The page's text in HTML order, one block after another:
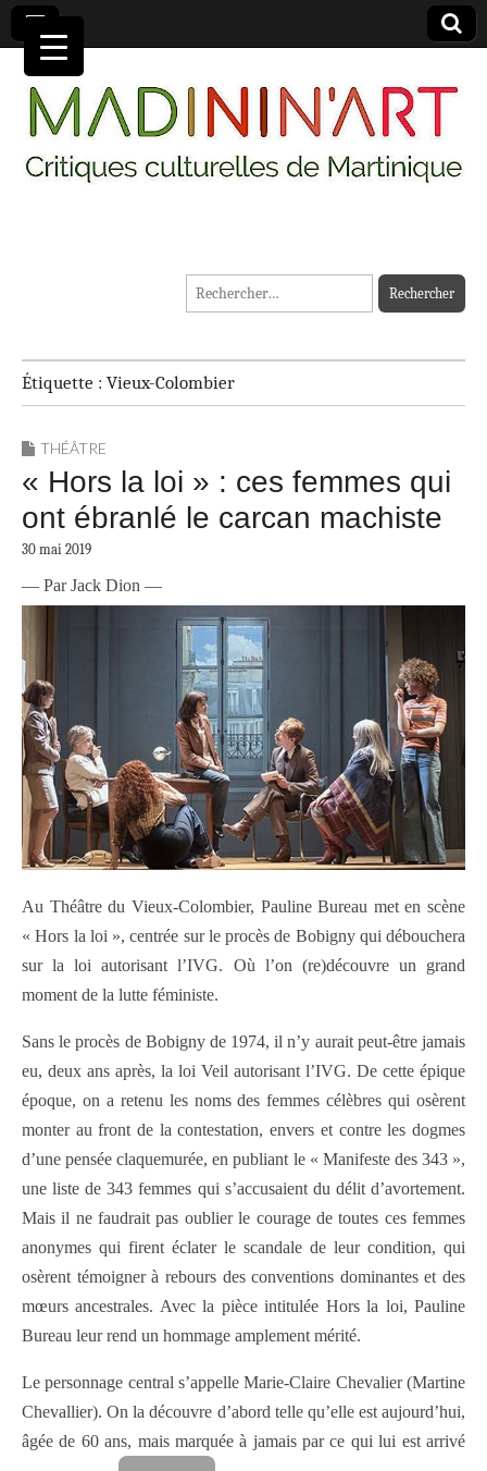
MADININ'ART
Rechercher :
Étiquette : Vieux-Colombier
THÉÂTRE
« Hors la loi » : ces femmes qui
ont ébranlé le carcan machiste
30 mai 2019
— Par Jack Dion —
Au Théâtre du Vieux-Colombier, Pauline Bureau met en scène
« Hors la loi », centrée sur le procès de Bobigny qui débouchera
sur la loi autorisant l’IVG. Où l’on (re)découvre un grand
moment de la lutte féministe.
Sans le procès de Bobigny de 1974, il n’y aurait peut-être jamais
eu, deux ans après, la loi Veil autorisant l’IVG. De cette épique
époque, on a retenu les noms des femmes célèbres qui osèrent
monter au front de la contestation, envers et contre les dogmes
d’une pensée claquemurée, en publiant le « Manifeste des 343 »,
une liste de 343 femmes qui s’accusaient du délit d’avortement.
Mais il ne faudrait pas oublier le courage de toutes ces femmes
anonymes qui firent éclater le scandale de leur condition, qui
osèrent témoigner à rebours des conventions dominantes et des
mœurs ancestrales. Avec la pièce intitulée Hors la loi, Pauline
Bureau leur rend un hommage amplement mérité.
Le personnage central s’appelle Marie-Claire Chevalier (Martine
Chevallier). On la découvre d’abord telle qu’elle est aujourd’hui,
âgée de 60 ans, mais marquée à jamais par ce qui lui est arrivé